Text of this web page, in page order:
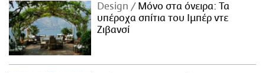
Design
Μόνο στα όνειρα: Τα
υπέροχα σπίτια του Ιμπέρ ντε
Ζιβανσί